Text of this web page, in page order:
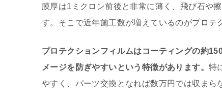
膜厚は1ミクロン前後と非常に薄く、飛び石や
す。そこで近年施工数が増えているのがプロテ
プロテクションフィルムはコーティングの約
メージを防ぎやすいという特徴があります。 特
やすく、パーツ交換となれば数万円では収まら